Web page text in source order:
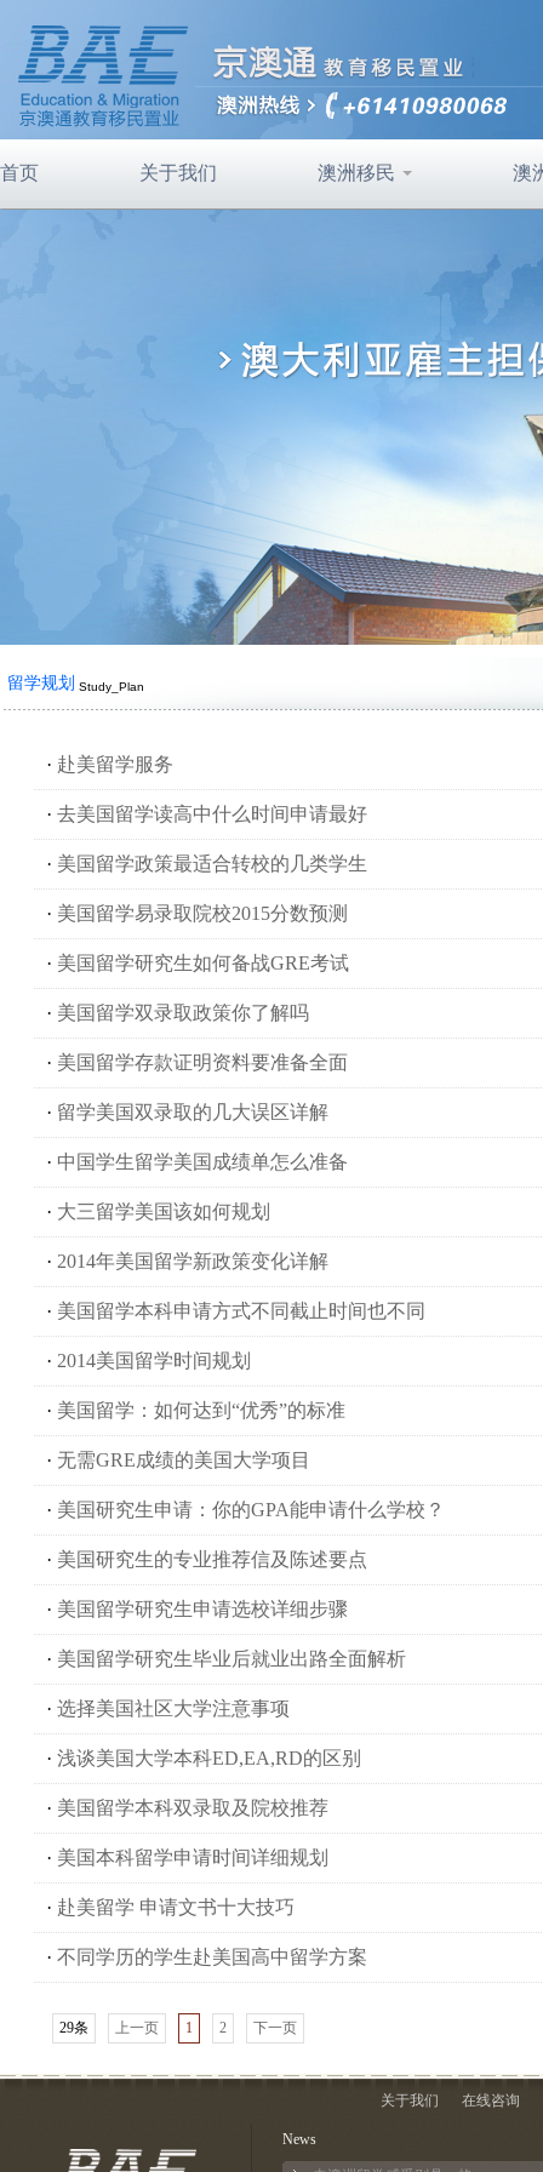
首页 关于我们 澳洲移民 澳
留学规划 Study_Plan
· 赴美留学服务
·去美国留学读高中什么时间申请最好
· 美国留学政策最适合转校的几类学生
· 美国留学易录取院校2015分数预测
· 美国留学研究生如何备战GRE考试
· 美国留学双录取政策你了解吗
· 美国留学存款证明资料要准备全面
· 留学美国双录取的几大误区详解
· 中国学生留学美国成绩单怎么准备
· 大三留学美国该如何规划
· 2014年美国留学新政策变化详解
· 美国留学本科申请方式不同截止时间也不同
· 2014美国留学时间规划
· 美国留学：如何达到“优秀”的标准
· 无需GRE成绩的美国大学项目
· 美国研究生申请：你的GPA能申请什么学校？
· 美国研究生的专业推荐信及陈述要点
· 美国留学研究生申请选校详细步骤
· 美国留学研究生毕业后就业出路全面解析
·选择美国社区大学注意事项
·浅谈美国大学本科ED,EA,RD的区别
· 美国留学本科双录取及院校推荐
· 美国本科留学申请时间详细规划
· 赴美留学 申请文书十大技巧
·不同学历的学生赴美国高中留学方案
29条 上一页 1 2 下一页
News
关于我们 在线咨询